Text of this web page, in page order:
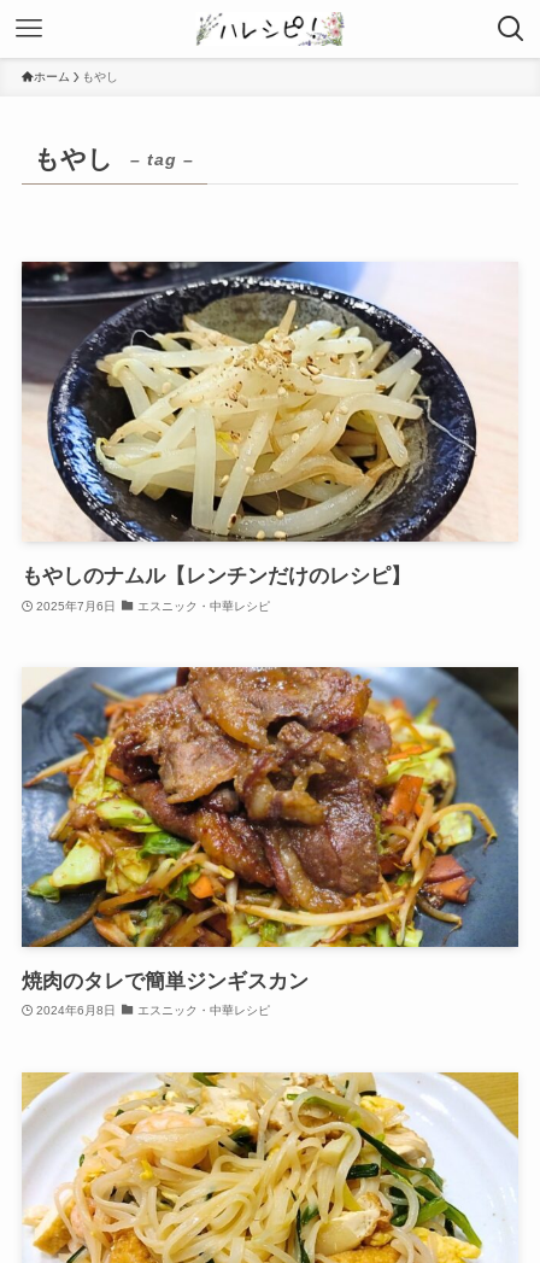
ホーム もやし
もやし – tag –
もやしのナムル【レンチンだけのレシピ】
2025年7月6日 エスニック・中華レシピ
焼肉のタレで簡単ジンギスカン
2024年6月8日 エスニック・中華レシピ